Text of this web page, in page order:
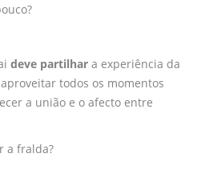
deve partilhar a experiência da
todos os momentos
a união e o afecto entre
a fralda?